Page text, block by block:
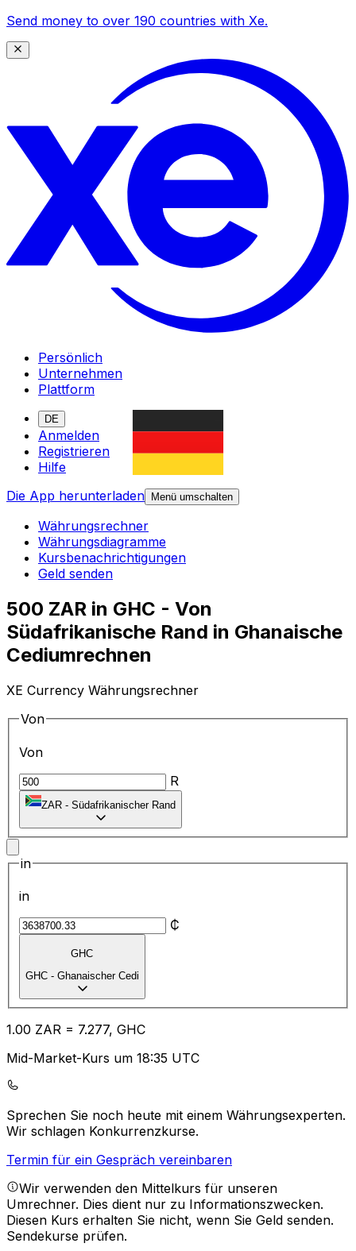
Send money to over 190 countries with Xe.
Persönlich
Unternehmen
Plattform
DE
Anmelden
Registrieren
Hilfe
Die App herunterladen
Menü umschalten
Währungsrechner
Währungsdiagramme
Kursbenachrichtigungen
Geld senden
500 ZAR in GHC - Von
Südafrikanische Rand in Ghanaische
Cediumrechnen
XE Currency Währungsrechner
Von
Von
R
ZAR - Südafrikanischer Rand
in
in
₵
GHC
GHC - Ghanaischer Cedi
1.00 ZAR = 7.277, GHC
Mid-Market-Kurs um 18:35 UTC
Sprechen Sie noch heute mit einem Währungsexperten.
Wir schlagen Konkurrenzkurse.
Termin für ein Gespräch vereinbaren
Wir verwenden den Mittelkurs für unseren
Umrechner. Dies dient nur zu Informationszwecken.
Diesen Kurs erhalten Sie nicht, wenn Sie Geld senden.
Sendekurse prüfen.